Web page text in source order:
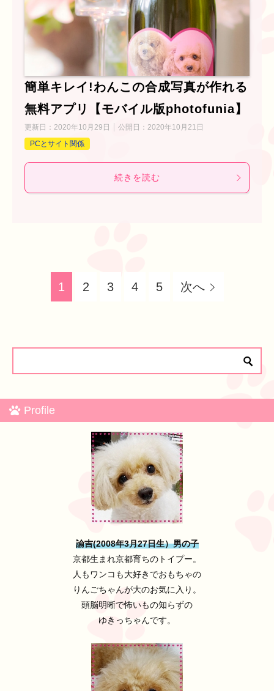
簡単キレイ!わんこの合成写真が作れる
無料アプリ【モバイル版photofunia】
更新日： 2020年10月29日 公開日： 2020年10月21日
PCとサイト関係
続きを読む
1 2 3 4 5 次へ
Profile
諭吉(2008年3月27日生）男の子
京都生まれ京都育ちのトイプー。
人もワンコも大好きでおもちゃの
りんごちゃんが大のお気に入り。
頭脳明晰で怖いもの知らずの
ゆきっちゃんです。